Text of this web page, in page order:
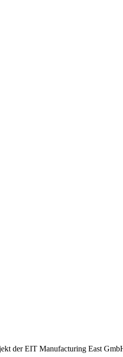
der EIT Manufacturing East